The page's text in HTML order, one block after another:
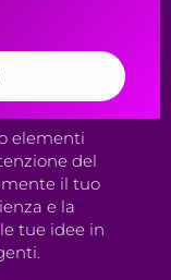
elementi
del
il tuo
e la
tue idee in